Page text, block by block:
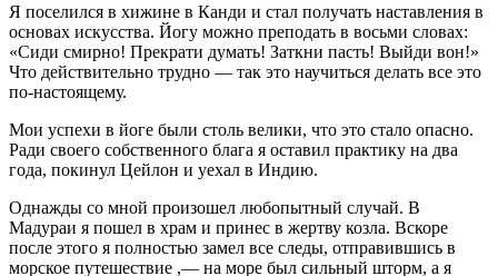
Я поселился в хижине в Канди и стал получать наставления в
основах искусства. Йогу можно преподать в восьми словах:
«Сиди смирно! Прекрати думать! Заткни пасть! Выйди вон!»
Что действительно трудно — так это научиться делать все это
по-настоящему.
Мои успехи в йоге были столь велики, что это стало опасно.
Ради своего собственного блага я оставил практику на два
года, покинул Цейлон и уехал в Индию.
Однажды со мной произошел любопытный случай. В
Мадураи я пошел в храм и принес в жертву козла. Вскоре
после этого я полностью замел все следы, отправившись в
морское путешествие ,— на море был сильный шторм, а я